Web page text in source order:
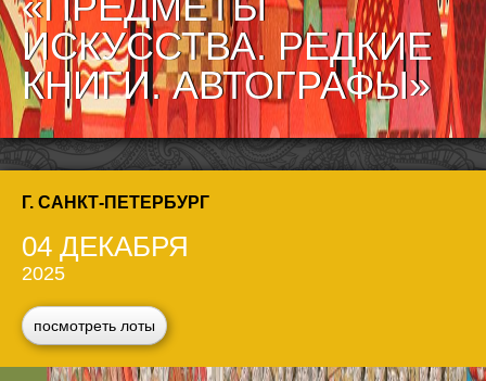
ИСКУССТВА. РЕДКИЕ
КНИГИ. АВТОГРАФЫ»
Г. САНКТ-ПЕТЕРБУРГ
04 ДЕКАБРЯ
2025
посмотреть лоты